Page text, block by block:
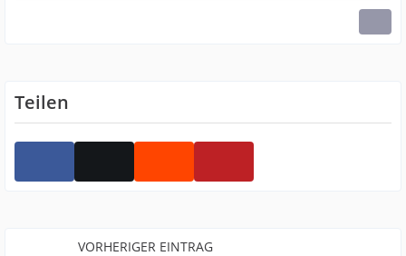
Teilen
VORHERIGER EINTRAG